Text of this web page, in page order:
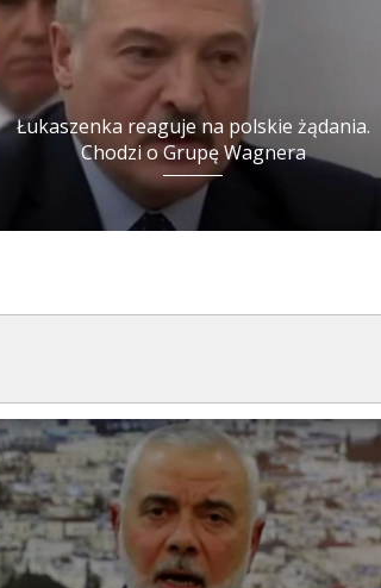
Łukaszenka reaguje na polskie żądania.
Chodzi o Grupę Wagnera